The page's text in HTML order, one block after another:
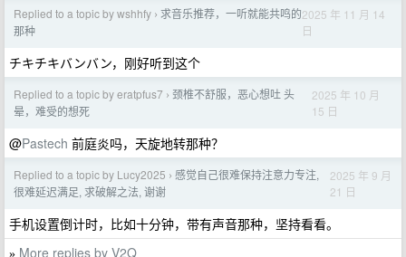
Replied to a topic by wshhfy › 求音乐推荐，一听就能共鸣的
那种
2025 年 11 月 14
日
チキチキバンバン，刚好听到这个
Replied to a topic by eratpfus7 › 颈椎不舒服，恶心想吐 头
晕，难受的想死
2025 年 10 月
15 日
@Pastech 前庭炎吗，天旋地转那种？
Replied to a topic by Lucy2025 › 感觉自己很难保持注意力专注,
很难延迟满足, 求破解之法, 谢谢
2025 年 9 月
21 日
手机设置倒计时，比如十分钟，带有声音那种，坚持看看。
» More replies by V2Q